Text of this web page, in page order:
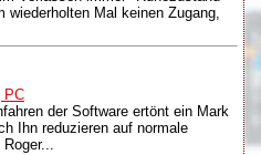
Mal keinen Zugang,
PC
der Software ertönt ein Mark
Ihn reduzieren auf normale